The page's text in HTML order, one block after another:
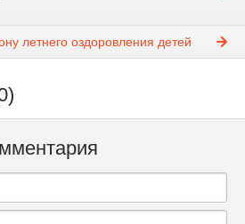
летнего оздоровления детей